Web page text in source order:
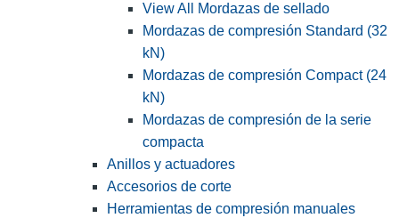
View All Mordazas de sellado
Mordazas de compresión Standard (32
kN)
Mordazas de compresión Compact (24
kN)
Mordazas de compresión de la serie
compacta
Anillos y actuadores
Accesorios de corte
Herramientas de compresión manuales